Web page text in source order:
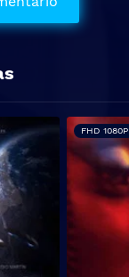
FHD 1080P